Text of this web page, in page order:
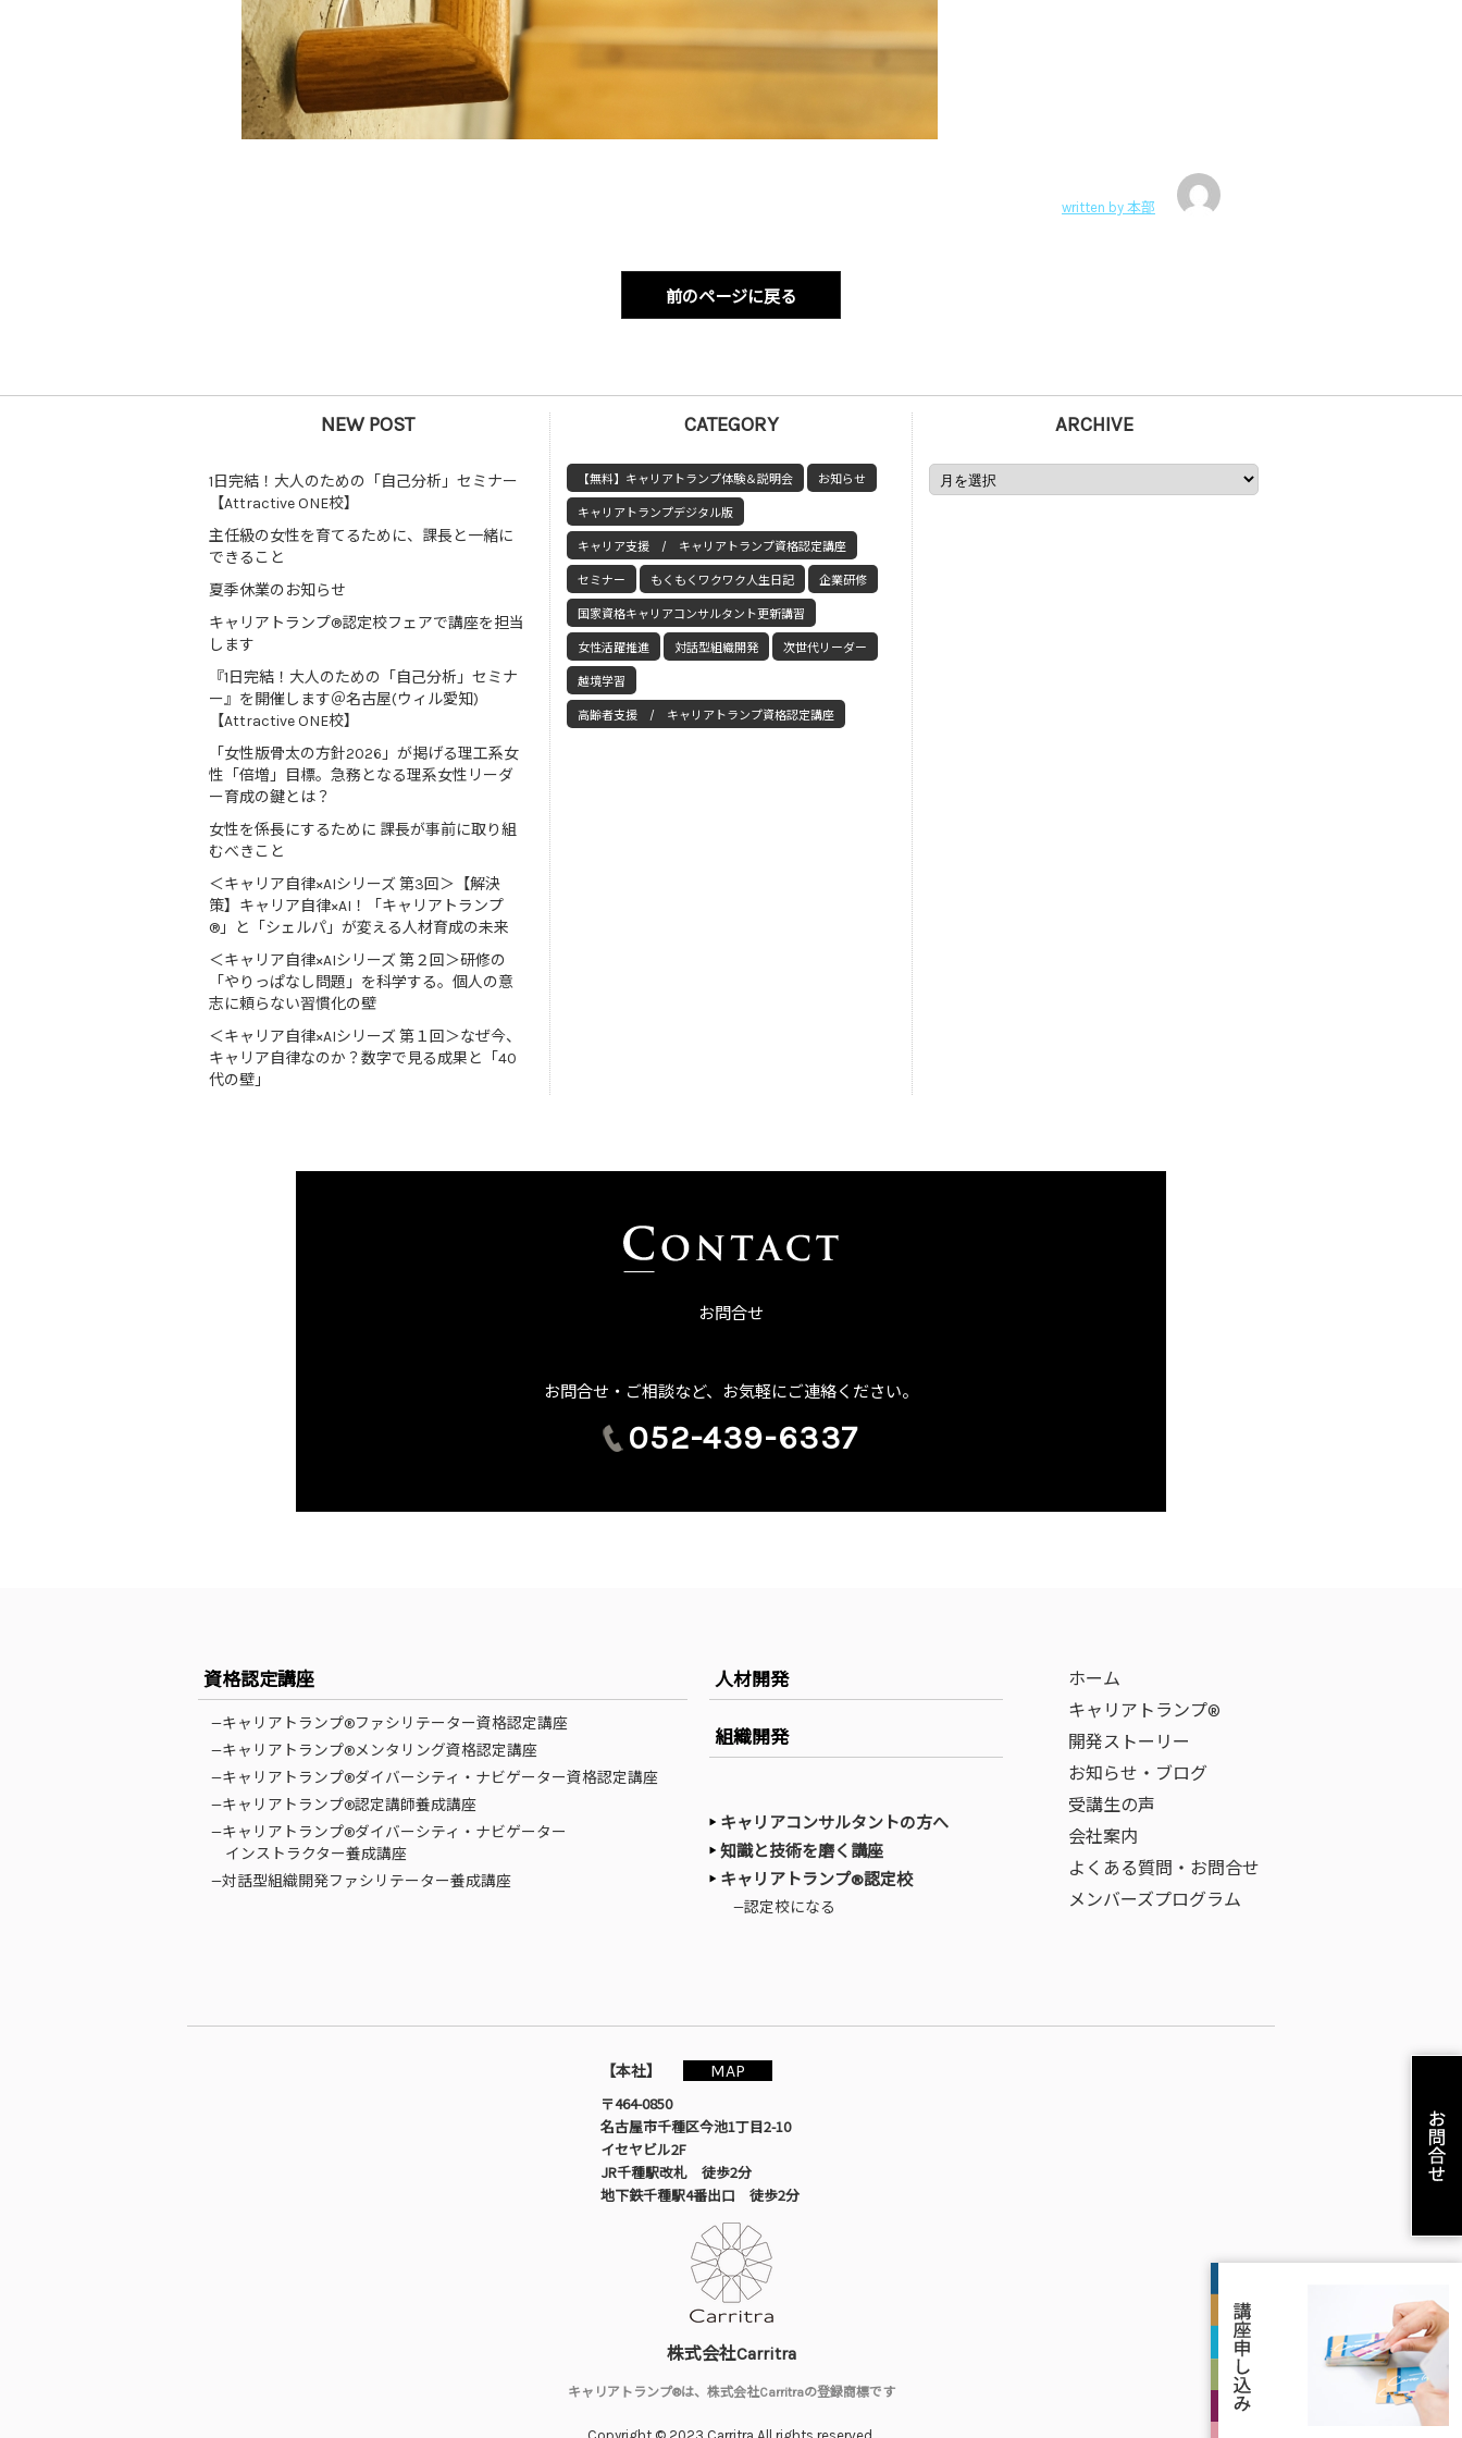
written by 本部
前のページに戻る
NEW POST
1日完結！大人のための「自己分析」セミナー
【Attractive ONE校】
主任級の女性を育てるために、課長と一緒に
できること
夏季休業のお知らせ
キャリアトランプ®認定校フェアで講座を担当
します
『1日完結！大人のための「自己分析」セミナ
ー』を開催します＠名古屋(ウィル愛知)
【Attractive ONE校】
「女性版骨太の方針2026」が掲げる理工系女
性「倍増」目標。急務となる理系女性リーダ
ー育成の鍵とは？
女性を係長にするために 課長が事前に取り組
むべきこと
＜キャリア自律×AIシリーズ 第3回＞【解決
策】キャリア自律×AI！「キャリアトランプ
®」と「シェルパ」が変える人材育成の未来
＜キャリア自律×AIシリーズ 第２回＞研修の
「やりっぱなし問題」を科学する。個人の意
志に頼らない習慣化の壁
＜キャリア自律×AIシリーズ 第１回＞なぜ今、
キャリア自律なのか？数字で見る成果と「40
代の壁」
CATEGORY
【無料】キャリアトランプ体験＆説明会 お知らせ
キャリアトランプデジタル版
キャリア支援 / キャリアトランプ資格認定講座
セミナー もくもくワクワク人生日記 企業研修
国家資格キャリアコンサルタント更新講習
女性活躍推進 対話型組織開発 次世代リーダー
越境学習
高齢者支援 / キャリアトランプ資格認定講座
ARCHIVE
お問合せ
お問合せ・ご相談など、お気軽にご連絡ください。
052-439-6337
資格認定講座
—キャリアトランプ®ファシリテーター資格認定講座
—キャリアトランプ®メンタリング資格認定講座
—キャリアトランプ®ダイバーシティ・ナビゲーター資格認定講座
—キャリアトランプ®認定講師養成講座
—キャリアトランプ®ダイバーシティ・ナビゲーター
インストラクター養成講座
—対話型組織開発ファシリテーター養成講座
人材開発
組織開発
キャリアコンサルタントの方へ
知識と技術を磨く講座
キャリアトランプ®認定校
—認定校になる
ホーム
キャリアトランプ®
開発ストーリー
お知らせ・ブログ
受講生の声
会社案内
よくある質問・お問合せ
メンバーズプログラム
【本社】
MAP
〒464-0850
名古屋市千種区今池1丁目2-10
イセヤビル2F
JR千種駅改札 徒歩2分
地下鉄千種駅4番出口 徒歩2分
株式会社Carritra
キャリアトランプ®は、株式会社Carritraの登録商標です